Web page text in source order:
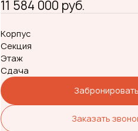
11 584 000 руб.
Корпус
Секция
Этаж
Сдача
Забронировать
Заказать